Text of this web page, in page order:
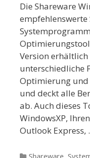
Die Shareware
empfehlenswerte
Version
unterschiedliche
Optimierung und
und deckt alle
ab. Auch dieses
WindowsXP,
Outlook Express,